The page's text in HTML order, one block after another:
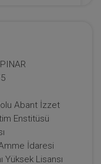
1975
Abant İzzet
Enstitüsü
İdaresi
Yüksek Lisansı